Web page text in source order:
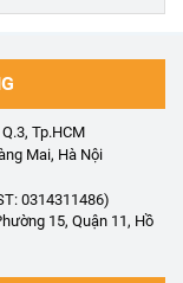
Tp.HCM
Mai, Hà Nội
0314311486)
15, Quận 11, Hồ